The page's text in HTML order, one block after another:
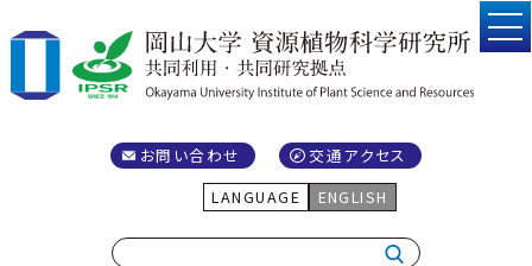
お問い合わせ
交通アクセス
LANGUAGE
ENGLISH